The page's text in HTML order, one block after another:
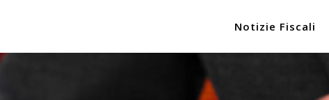
Notizie Fiscali